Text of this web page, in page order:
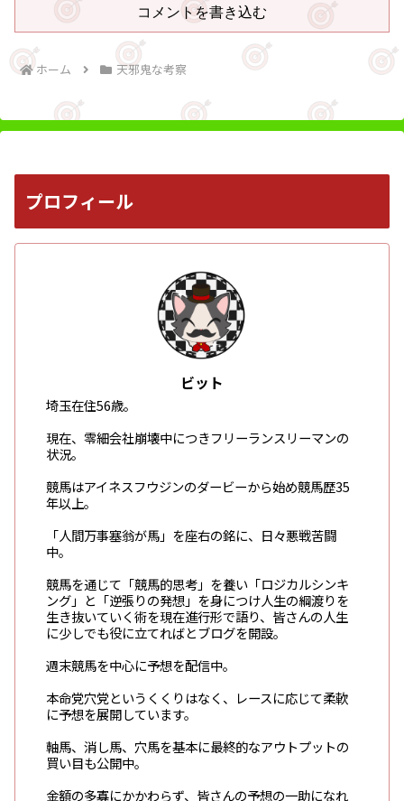
コメントを書き込む
ホーム 天邪鬼な考察
プロフィール
ビット
埼玉在住56歳。
現在、零細会社崩壊中につきフリーランスリーマンの
状況。
競馬はアイネスフウジンのダービーから始め競馬歴35
年以上。
「人間万事塞翁が馬」を座右の銘に、日々悪戦苦闘
中。
競馬を通じて「競馬的思考」を養い「ロジカルシンキ
ング」と「逆張りの発想」を身につけ人生の綱渡りを
生き抜いていく術を現在進行形で語り、皆さんの人生
に少しでも役に立てればとブログを開設。
週末競馬を中心に予想を配信中。
本命党穴党というくくりはなく、レースに応じて柔軟
に予想を展開しています。
軸馬、消し馬、穴馬を基本に最終的なアウトプットの
買い目も公開中。
金額の多寡にかかわらず、皆さんの予想の一助になれ